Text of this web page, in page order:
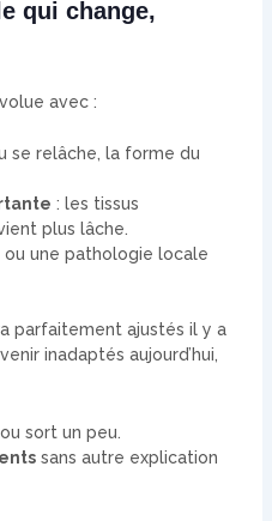
qui change,
avec :
se relâche, la forme du
: les tissus
plus lâche.
ou une pathologie locale
parfaitement ajustés il y a
inadaptés aujourd’hui,
sort un peu.
sans autre explication